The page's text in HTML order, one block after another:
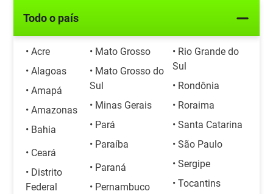
Todo o país
• Acre
• Alagoas
• Amapá
• Amazonas
• Bahia
• Ceará
• Distrito
Federal
• Mato Grosso
• Mato Grosso do
Sul
• Minas Gerais
• Pará
• Paraíba
• Paraná
• Pernambuco
• Rio Grande do
Sul
• Rondônia
• Roraima
• Santa Catarina
• São Paulo
• Sergipe
• Tocantins